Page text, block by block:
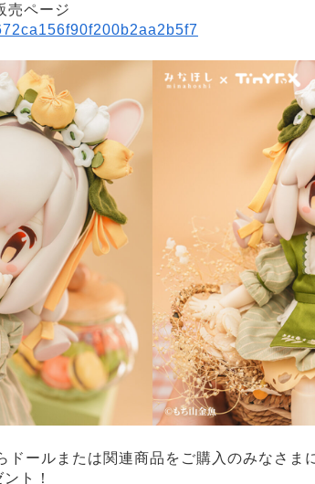
売ページ
ールまたは関連商品をご購入のみなさま
ト！